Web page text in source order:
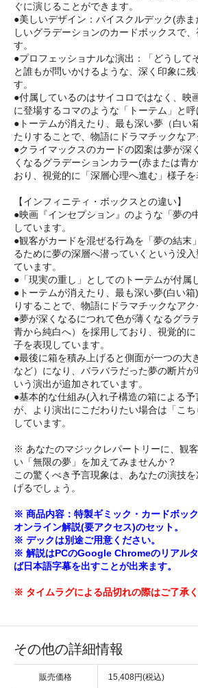
ぐに演じることができます。
●美しいデザイン：バイスクルデック(赤
しいグラデーションのカードボックスで
す。
●プロフェッショナルな演出：「どうして
と誰もが問いかけるような、深く印象に
す。
●付属しているのはサイコロではなく、映
に登場するコマのような「トーテム」と呼
●トーテムが消えたり、最も深い夢（白い
たりすることで、物語にドラマチックなア
●クライマックスのカードの図案は夢が深
くなるグラデーションカラー(赤または青
おり、視覚的に「深層心理へ進む」様子を
【インフィニティ・ボックスとの違い】
●映画『インセプション』のような「夢の
しています。
●観客がカードを混ぜる行為を「夢の結末
るために夢の深層へ潜っていくという没
ています。
●「現実の重し」としてのトーテムが付属
●トーテムが消えたり、最も深い夢(白い
りすることで、物語にドラマチックなアク
●夢が深くなるにつれて色が薄くなるグラ
青から純白へ）を採用しており、視覚的
子を表現しています。
●最後に箱を積み上げると側面が一つの大
など）になり、バラバラだった夢の断片
いう演出が追加されています。
●基本的な仕組み(入れ子構造の箱による
が、より演出にこだわりたい場合は「こ
しています。
※ あなたのマジックレパートリーに、観
い「無限の夢」を加えてみませんか？
この驚くべき予言現象は、あなたの演技
げるでしょう。
※ 商品内容：特製ギミック・カードボッ
オンライン解説(要アクセス)のセット。
※ デックは別途ご用意ください。
※ 解説はPCのGoogle Chromeのリアルタ
ば日本語字幕を出すことが出来ます。
※ タイムラグによる品切れの際はご了承く
その他の詳細情報
販売価格 15,408円(税込)